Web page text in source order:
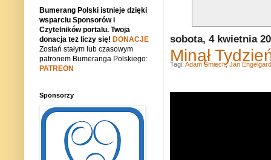
sobota, 4 kwietnia
Minął
Tagi: Adam Śmiech,Jan Engelgard
Bumerang Polski istnieje dzięki
wsparciu Sponsorów i
Czytelników portalu. Twoja
donacja też liczy się! DONACJE
Zostań stałym lub czasowym
patronem Bumeranga Polskiego:
PATREON
Sponsorzy